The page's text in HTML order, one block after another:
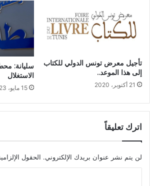
تأجيل معرض تونس الدولي للكتاب
إلى هذا الموعد..
21 أكتوبر، 2020
سليانة:
الاستغلال
15 مايو، 2023
اترك تعليقاً
لن يتم نشر عنوان بريدك الإلكتروني. الحقول